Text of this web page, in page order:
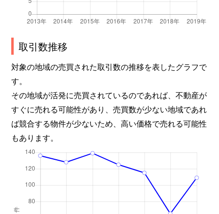
取引数推移
対象の地域の売買された取引数の推移を表したグラフで
す。
その地域が活発に売買されているのであれば、不動産が
すぐに売れる可能性があり、売買数が少ない地域であれ
ば競合する物件が少ないため、高い価格で売れる可能性
もあります。